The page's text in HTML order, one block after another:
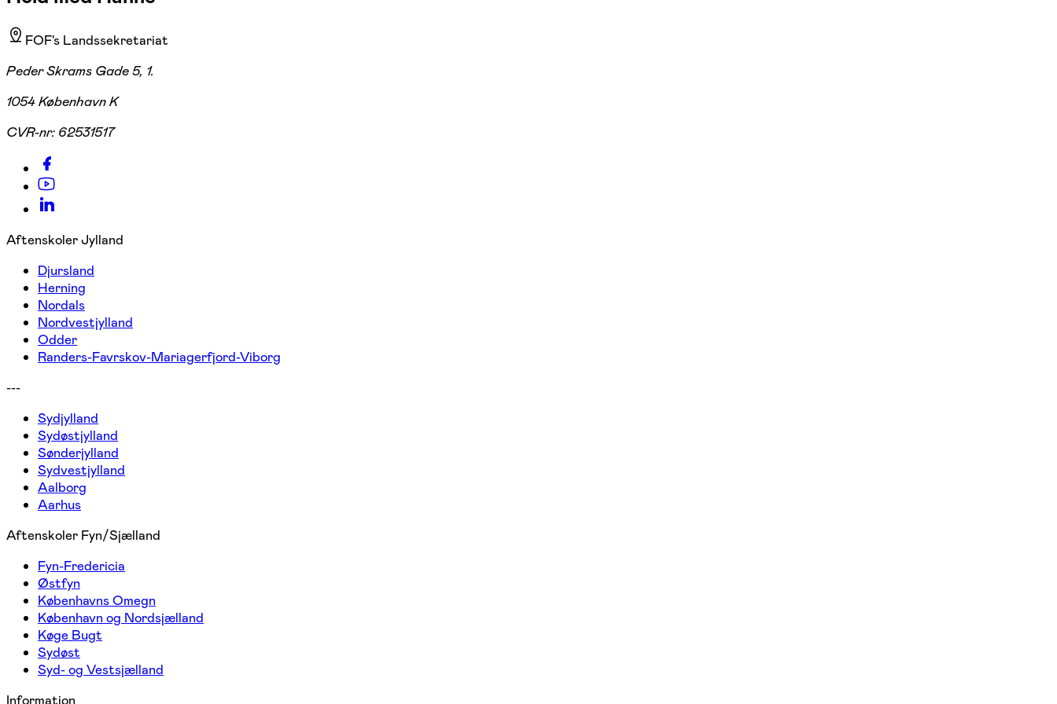
FOF's Landssekretariat
Peder Skrams Gade 5, 1.
1054 København K
CVR-nr: 62531517
Aftenskoler Jylland
Djursland
Herning
Nordals
Nordvestjylland
Odder
Randers-Favrskov-Mariagerfjord-Viborg
---
Sydjylland
Sydøstjylland
Sønderjylland
Sydvestjylland
Aalborg
Aarhus
Aftenskoler Fyn/Sjælland
Fyn-Fredericia
Østfyn
Københavns Omegn
København og Nordsjælland
Køge Bugt
Sydøst
Syd- og Vestsjælland
Information